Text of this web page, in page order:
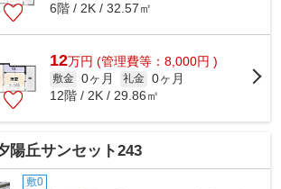
6階 / 2K / 32.57㎡
12万円 (管理費等：8,000円 )
敷金 0ヶ月 礼金 0ヶ月
12階 / 2K / 29.86㎡
陽丘サンセット243
敷0